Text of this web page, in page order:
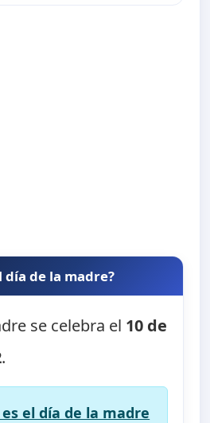
día de la madre?
se celebra el 10 de
.
el día de la madre